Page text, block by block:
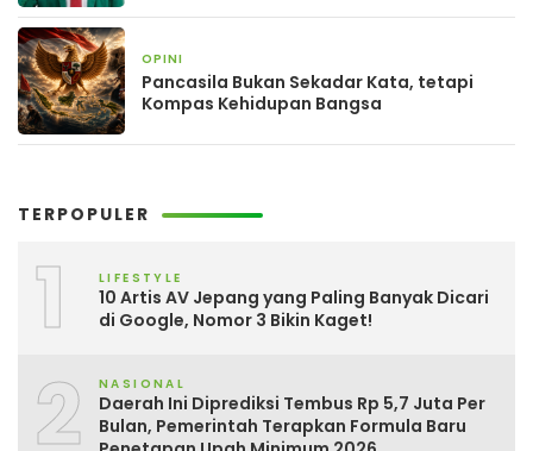
OPINI
Pancasila Bukan Sekadar Kata, tetapi
Kompas Kehidupan Bangsa
TERPOPULER
1 LIFESTYLE
10 Artis AV Jepang yang Paling Banyak Dicari
di Google, Nomor 3 Bikin Kaget!
2 NASIONAL
Daerah Ini Diprediksi Tembus Rp 5,7 Juta Per
Bulan, Pemerintah Terapkan Formula Baru